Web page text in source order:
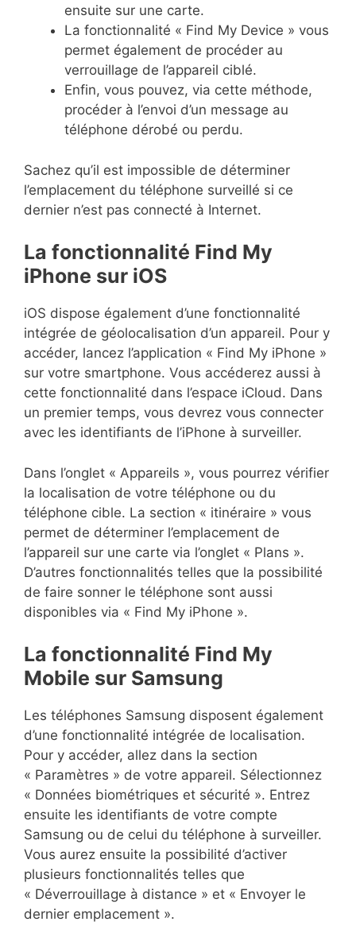
ensuite sur une carte.
La fonctionnalité « Find My Device » vous
permet également de procéder au
verrouillage de l’appareil ciblé.
Enfin, vous pouvez, via cette méthode,
procéder à l’envoi d’un message au
téléphone dérobé ou perdu.
Sachez qu’il est impossible de déterminer
l’emplacement du téléphone surveillé si ce
dernier n’est pas connecté à Internet.
La fonctionnalité Find My
iPhone sur iOS
iOS dispose également d’une fonctionnalité
intégrée de géolocalisation d’un appareil. Pour y
accéder, lancez l’application « Find My iPhone »
sur votre smartphone. Vous accéderez aussi à
cette fonctionnalité dans l’espace iCloud. Dans
un premier temps, vous devrez vous connecter
avec les identifiants de l’iPhone à surveiller.
Dans l’onglet « Appareils », vous pourrez vérifier
la localisation de votre téléphone ou du
téléphone cible. La section « itinéraire » vous
permet de déterminer l’emplacement de
l’appareil sur une carte via l’onglet « Plans ».
D’autres fonctionnalités telles que la possibilité
de faire sonner le téléphone sont aussi
disponibles via « Find My iPhone ».
La fonctionnalité Find My
Mobile sur Samsung
Les téléphones Samsung disposent également
d’une fonctionnalité intégrée de localisation.
Pour y accéder, allez dans la section
« Paramètres » de votre appareil. Sélectionnez
« Données biométriques et sécurité ». Entrez
ensuite les identifiants de votre compte
Samsung ou de celui du téléphone à surveiller.
Vous aurez ensuite la possibilité d’activer
plusieurs fonctionnalités telles que
« Déverrouillage à distance » et « Envoyer le
dernier emplacement ».